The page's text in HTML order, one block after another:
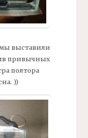
мы выставили
привычных
полтора
))